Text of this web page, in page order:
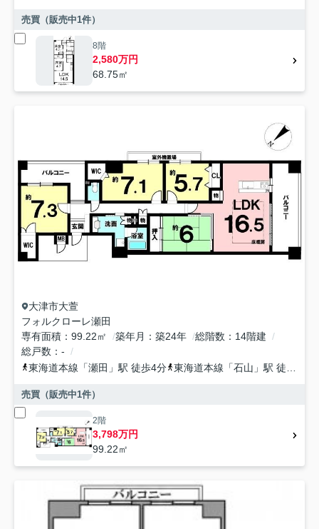
売買（販売中1件）
8階
2,580万円
68.75㎡
大津市大萱
フォルクローレ瀬田
専有面積
99.22㎡ 築年月 築24年 総階数
14階建
総戸数
-
東海道本線 「瀬田 」駅 徒歩4分 東海道本線 「石山 」駅 徒歩33分
売買（販売中1件）
2階
3,798万円
99.22㎡